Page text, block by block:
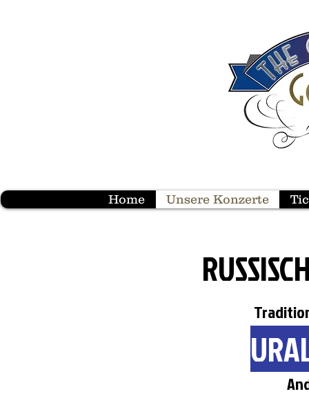
Home Unsere Konzerte